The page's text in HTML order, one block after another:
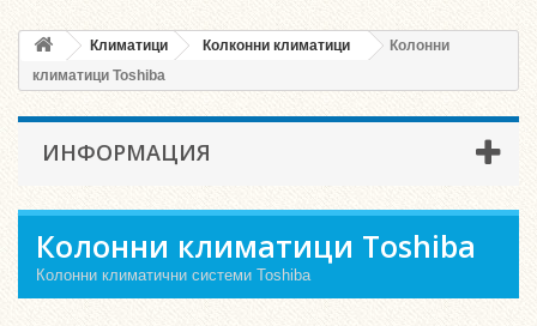
Климатици Колконни климатици
Колонни
климатици Toshiba
ИНФОРМАЦИЯ
Колонни климатици Toshiba
Колонни климатични системи Toshiba